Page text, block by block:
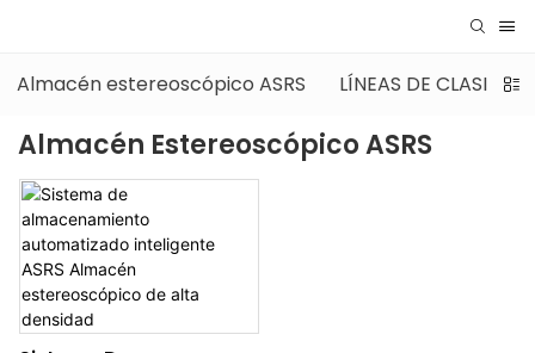
Almacén estereoscópico ASRS LÍNEAS DE
Almacén Estereoscópico ASRS